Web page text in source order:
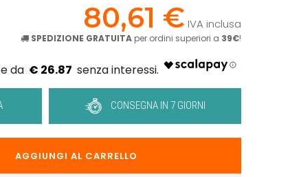
80,61 € IVA inclusa
SPEDIZIONE GRATUITA per ordini superiori a 39€!
€ 26.87
CONSEGNA IN 7 GIORNI
AGGIUNGI AL CARRELLO